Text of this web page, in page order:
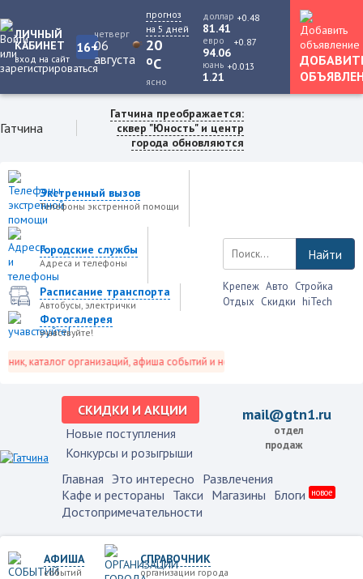
ЛИЧНЫЙ
КАБИНЕТ
вход на сайт
16+
четверг
06
августа
прогноз
на 5 дней
20
oC
ясно
доллар
81.41
+0.48
евро
94.06
+0.87
юань
1.21
+0.013
Гатчина
Гатчина преображается:
сквер "Юность" и центр
города обновляются
Экстренный вызов
Телефоны экстренной помощи
Городские службы
Адреса и телефоны
Расписание транспорта
Автобусы, электрички
Фотогалерея
учавствуйте!
каталог организаций, афиша событий и не только это.
Найти
Крепеж Авто Стройка
Отдых Скидки hiTech
СКИДКИ И АКЦИИ
Новые поступления
Конкурсы и розыгрыши
mail@gtn1.ru
отдел
продаж
Главная Это интересно Развлечения
Кафе и рестораны Такси Магазины Блоги новое
Достопримечательности
АФИША
событий
СПРАВОЧНИК
организации города